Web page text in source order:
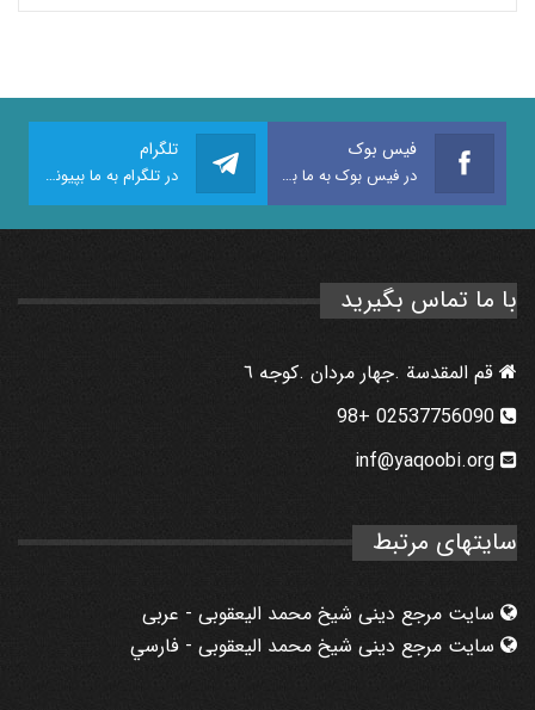
فیس بوک
در فیس بوک به ما بپیوندید
تلگرام
در تلگرام به ما بپیوندید
با ما تماس بگیرید
قم المقدسة .جهار مردان .كوجه ٦
inf@yaqoobi.org
سایتهای مرتبط
سایت مرجع دینی شیخ محمد الیعقوبی - عربی
سایت مرجع دینی شیخ محمد الیعقوبی - فارسي